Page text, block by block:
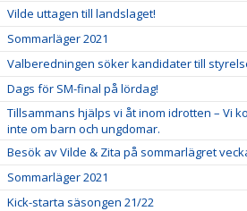
Vilde uttagen till landslaget!
Sommarläger 2021
Valberedningen söker kandidater till
Dags för SM-final på lördag!
Tillsammans hjälps vi åt inom idrotten – Vi
inte om barn och ungdomar.
Besök av Vilde & Zita på sommarlägret
Sommarläger 2021
Kick-starta säsongen 21/22